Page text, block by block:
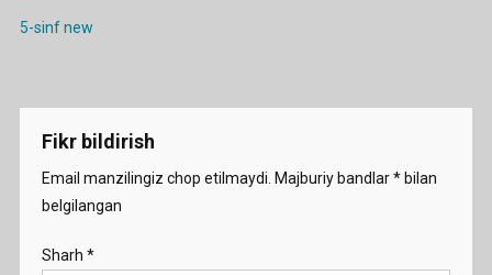
5-sinf new
Fikr bildirish
Email manzilingiz chop etilmaydi. Majburiy bandlar*bilan
belgilangan
Sharh *